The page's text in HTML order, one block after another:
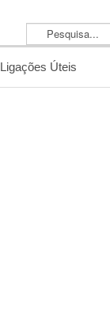
Pesquisa...
Ligações Úteis